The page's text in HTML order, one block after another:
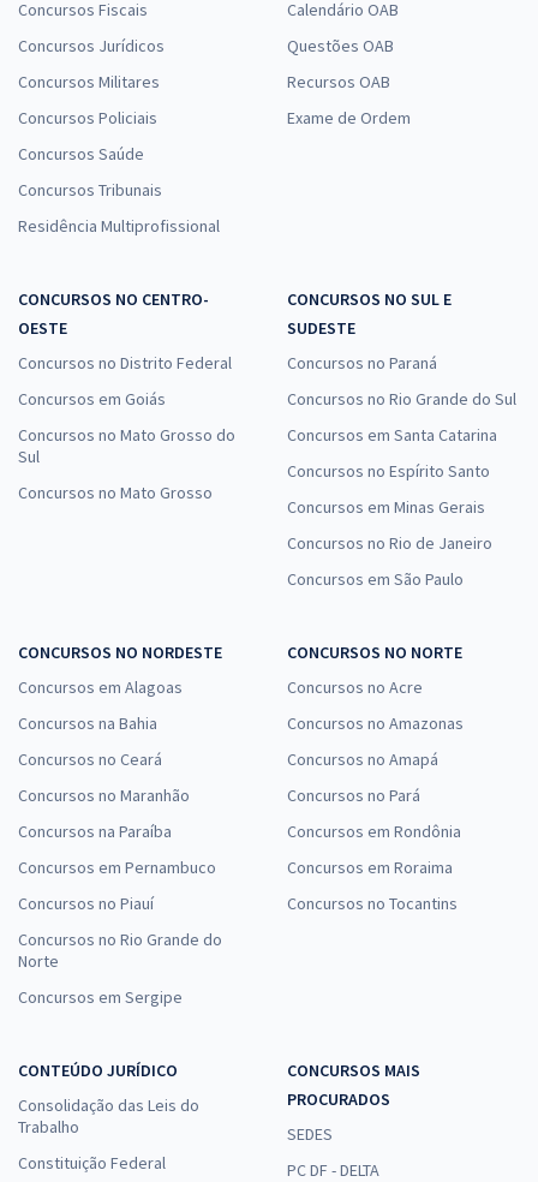
25,52
Concursos Fiscais
Concursos Jurídicos
Concursos Militares
Concursos Policiais
Concursos Saúde
Concursos Tribunais
Residência Multiprofissional
Calendário OAB
Questões OAB
Recursos OAB
Exame de Ordem
CONCURSOS NO CENTRO-
OESTE
Concursos no Distrito Federal
Concursos em Goiás
Concursos no Mato Grosso do
Sul
Concursos no Mato Grosso
CONCURSOS NO SUL E
SUDESTE
Concursos no Paraná
Concursos no Rio Grande do Sul
Concursos em Santa Catarina
Concursos no Espírito Santo
Concursos em Minas Gerais
Concursos no Rio de Janeiro
Concursos em São Paulo
CONCURSOS NO NORDESTE
Concursos em Alagoas
Concursos na Bahia
Concursos no Ceará
Concursos no Maranhão
Concursos na Paraíba
Concursos em Pernambuco
Concursos no Piauí
Concursos no Rio Grande do
Norte
Concursos em Sergipe
CONCURSOS NO NORTE
Concursos no Acre
Concursos no Amazonas
Concursos no Amapá
Concursos no Pará
Concursos em Rondônia
Concursos em Roraima
Concursos no Tocantins
CONTEÚDO JURÍDICO
Consolidação das Leis do
Trabalho
Constituição Federal
CONCURSOS MAIS
PROCURADOS
SEDES
PC DF - DELTA